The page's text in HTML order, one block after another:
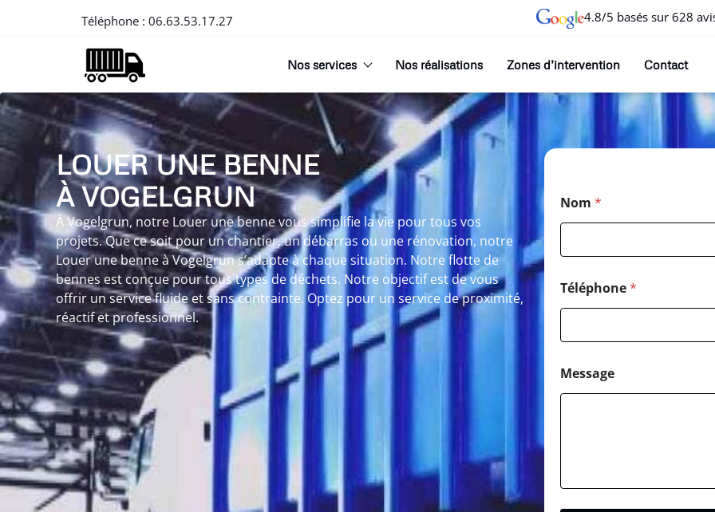
Téléphone : 06.63.53.17.27 4.8/5 basés sur 628
Nos services Nos réalisations Zones d’intervention Contact
LOUER UNE BENNE
À VOGELGRUN
À Vogelgrun, notre Louer une benne vous simplifie la vie pour tous vos
projets. Que ce soit pour un chantier, un débarras ou une rénovation, notre
Louer une benne à Vogelgrun s’adapte à chaque situation. Notre flotte de
bennes est conçue pour tous types de déchets. Notre objectif est de vous
offrir un service fluide et sans contrainte. Optez pour un service de proximité,
réactif et professionnel.
Nom *
Téléphone*
Message